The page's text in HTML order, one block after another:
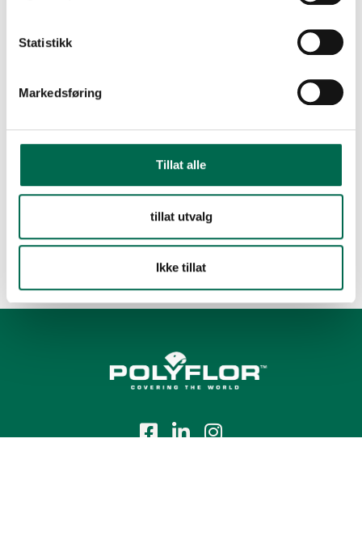
Statistikk
Markedsføring
Tillat alle
tillat utvalg
Ikke tillat